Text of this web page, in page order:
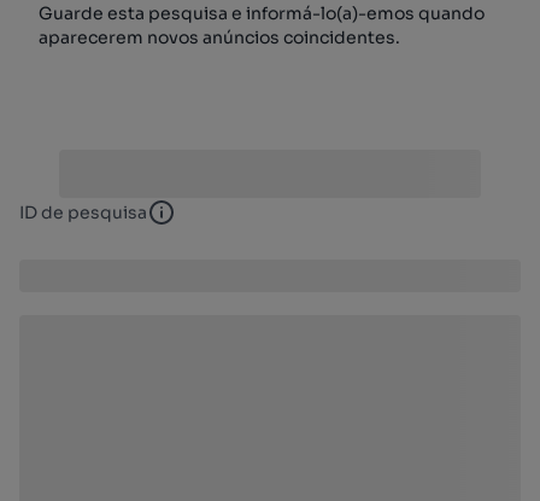
Guarde esta pesquisa e informá-lo(a)-emos quando
aparecerem novos anúncios coincidentes.
ID de pesquisa ID de pesquisa